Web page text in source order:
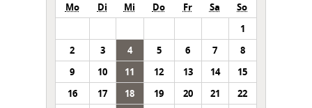
Mo Di Mi Do Fr Sa
So
1
2
3 4 5 6 7
8
9
10 11 12 13 14
15
16
17 18 19 20 21
22